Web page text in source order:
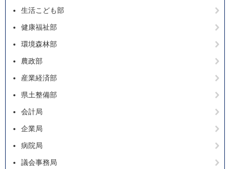
生活こども部
健康福祉部
環境森林部
農政部
産業経済部
県土整備部
会計局
企業局
病院局
議会事務局